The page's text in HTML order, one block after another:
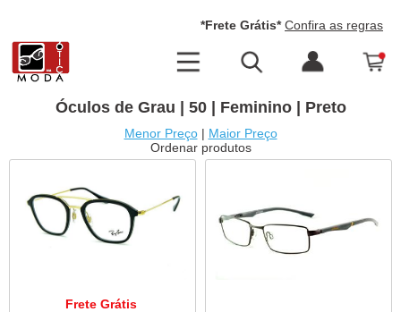
*Frete Grátis* Confira as regras
Óculos de Grau | 50 | Feminino | Preto
Menor Preço| Maior Preço
Ordenar produtos
Frete Grátis